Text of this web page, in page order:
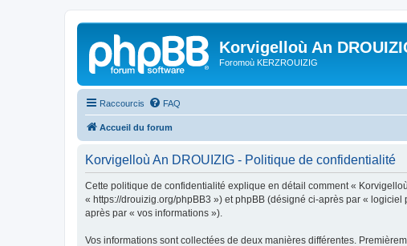
Korvigelloù An
Foromoù KERZROUIZIG
Raccourcis FAQ
Accueil du forum
Korvigelloù An DROUIZIG - Politique de confidentialité
Cette politique de confidentialité explique en détail comment «
« https://drouizig.org/phpBB3 ») et phpBB (désigné ci-après par «
après par « vos informations »).
Vos informations sont collectées de deux manières différentes.